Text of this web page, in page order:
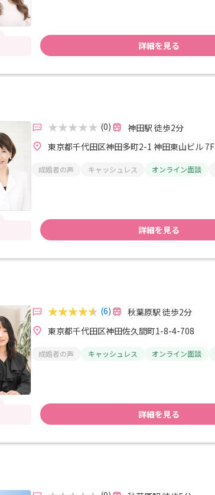
詳細を見る
(0)
神田駅 徒歩2分
東京都千代田区神田多町2-1 神田東山ビル 7F
成婚者の声 キャッシュレス オンライン面談
詳細を見る
(6)
秋葉原駅 徒歩2分
東京都千代田区神田佐久間町1-8-4-708
成婚者の声 キャッシュレス オンライン面談
詳細を見る